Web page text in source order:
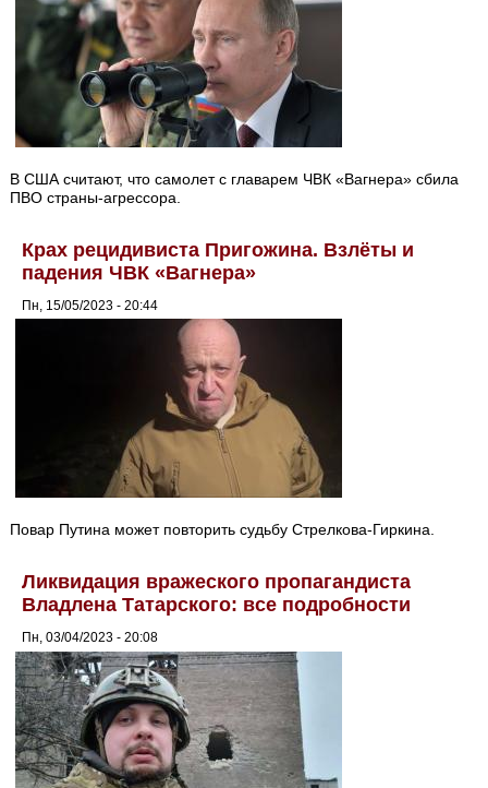
В США считают, что самолет с главарем ЧВК «Вагнера» сбила
ПВО страны-агрессора.
Крах рецидивиста Пригожина. Взлёты и
падения ЧВК «Вагнера»
Пн, 15/05/2023 - 20:44
Повар Путина может повторить судьбу Стрелкова-Гиркина.
Ликвидация вражеского пропагандиста
Владлена Татарского: все подробности
Пн, 03/04/2023 - 20:08